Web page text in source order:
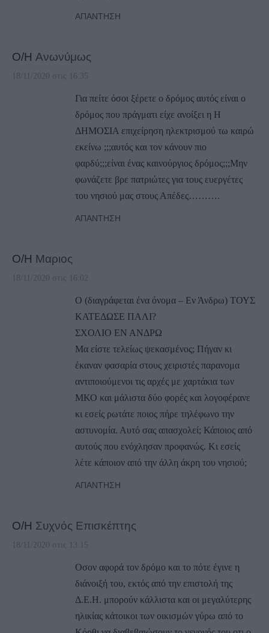
ΑΠΆΝΤΗΣΗ
Ο/Η Ανωνύμως
18/11/2020 στις 16:35
Για πείτε όσοι ξέρετε ο δρόμος αυτός είναι ο
δρόμος που πράγματι είχε ανοίξει η Η
ΔΗΜΟΣΙΑ επιχείρηση ηλεκτρισμού τω καιρώ
εκείνω ;;;αυτός και τον κάνουν πιο
φαρδύ;;;είναι ένας καινούργιος δρόμος;;;Μην
φωνάζετε βρε πατριώτες για τους ευεργέτες
του νησιού μας στους Απέδες……….
ΑΠΆΝΤΗΣΗ
Ο/Η Μαριος
18/11/2020 στις 16:02
Ο (διαγράφεται ένα όνομα – Εν Άνδρω) ΤΟΥΣ
ΚΑΤΕΔΩΣΕ ΠΑΛΙ?
ΣΧΟΛΙΟ ΕΝ ΑΝΔΡΩ
Μα είστε τελείως ψεκασμένος; Πήγαν κι
έκαναν φασαρία στους χειριστές παρανομα
αντιποιούμενοι τις αρχές με χαρτάκια των
ΜΚΟ και μάλιστα δύο φορές και λογοφέρανε
κι εσείς ρωτάτε ποιος πήρε τηλέφωνο την
αστυνομία. Αυτό σας απασχολεί; Κάποιος από
αυτούς που ενόχλησαν προφανώς. Κι εσείς
λέτε κάποιον από την άλλη άκρη του νησιού;
ΑΠΆΝΤΗΣΗ
Ο/Η Συχνός Επισκέπτης
18/11/2020 στις 13:15
Οσον αφορά τον δρόμο και το πότε έγινε η
διάνοιξή του, εκτός από την επιστολή της
Δ.Ε.Η. μπορούν κάλλιστα και οι μεγαλύτερης
ηλικίας κάτοικοι των οικισμών γύρω από το